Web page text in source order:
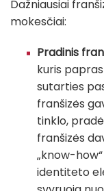
Dažniausiai
mokesčiai:
Pradinis
kuris
sutarties
franšizės
tinklo,
franšizės
„know-
identiteto